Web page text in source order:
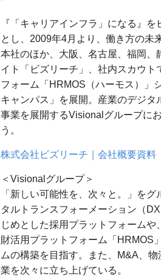
『「キャリアインフラ」になる』
とし、2009年4月より、働き方の未
本社のほか、大阪、名古屋、福岡
イト「ビズリーチ」、社内スカウト
フォーム「HRMOS（ハーモス）」
キャンパス」を展開。産業のデジ
事業を展開するVisionalグループに
う。
株式会社ビズリーチ｜会社概要資料
＜Visionalグループ＞
「新しい可能性を、次々と。」を
タルトランスフォーメーション（
じめとした採用プラットフォーム
財活用プラットフォーム「HRMOS
ムの構築を目指す。また、M&A、
業を次々に立ち上げている。